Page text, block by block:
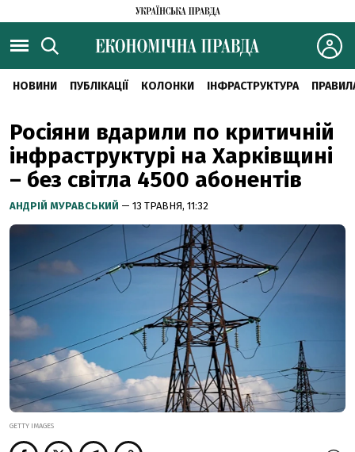
НОВИНИ ПУБЛІКАЦІЇ КОЛОНКИ ІНФРАСТРУКТУРА
Росіяни вдарили по критичній
інфраструктурі на Харківщині
– без світла 4500 абонентів
АНДРІЙ МУРАВСЬКИЙ — 13 ТРАВНЯ, 11:32
GETTY IMAGES